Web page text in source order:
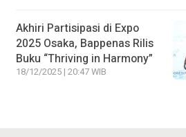
Akhiri Partisipasi di Expo
2025 Osaka, Bappenas Rilis
Buku “Thriving in Harmony”
18/12/2025 | 20:47 WIB